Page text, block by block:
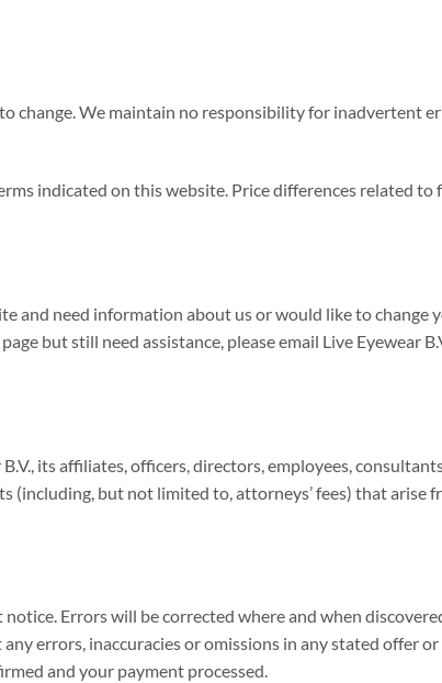
change. We maintain no responsibility for inadvertent
indicated on this website. Price differences related
and need information about us or would like to change
but still need assistance, please email Live Eyewear
its affiliates, officers, directors, employees,
but not limited to, attorneys’ fees) that arise
Errors will be corrected where and when
errors, inaccuracies or omissions in any stated offer
and your payment processed.